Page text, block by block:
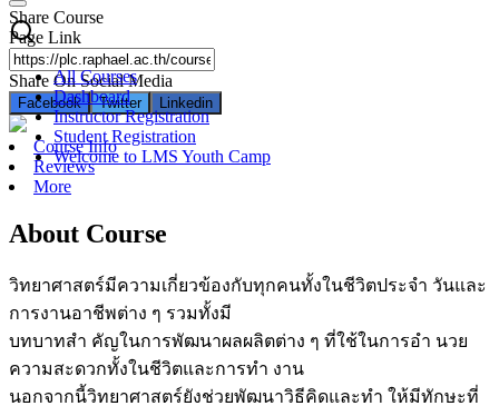
All Courses
Dashboard
Instructor Registration
Student Registration
Welcome to LMS Youth Camp
Share Course
Page Link
Share On Social Media
Facebook Twitter Linkedin
Course Info
Reviews
More
About Course
วิทยาศาสตร์มีความเกี่ยวข้องกับทุกคนทั้งในชีวิตประจำ วันและ
การงานอาชีพต่าง ๆ รวมทั้งมี
บทบาทสำ คัญในการพัฒนาผลผลิตต่าง ๆ ที่ใช้ในการอำ นวย
ความสะดวกทั้งในชีวิตและการทำ งาน
นอกจากนี้วิทยาศาสตร์ยังช่วยพัฒนาวิธีคิดและทำ ให้มีทักษะที่